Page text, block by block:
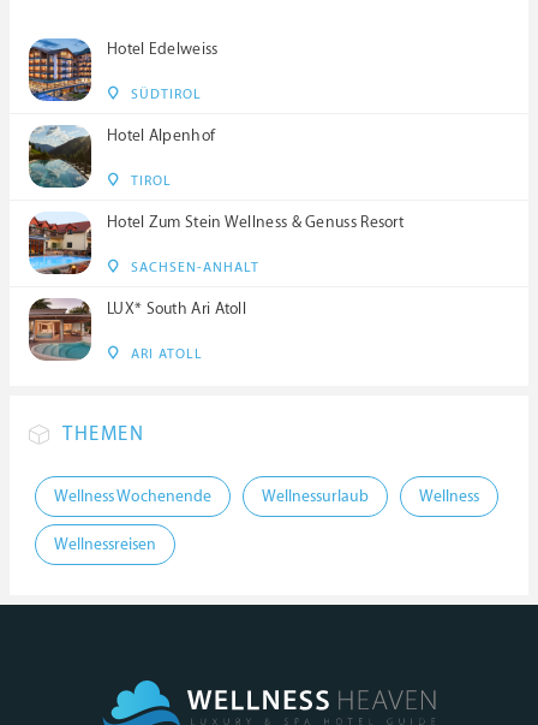
Hotel Edelweiss
SÜDTIROL
Hotel Alpenhof
TIROL
Hotel Zum Stein Wellness & Genuss Resort
SACHSEN-ANHALT
LUX* South Ari Atoll
ARI ATOLL
THEMEN
Wellness Wochenende Wellnessurlaub Wellness
Wellnessreisen